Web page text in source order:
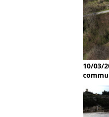
10/03/